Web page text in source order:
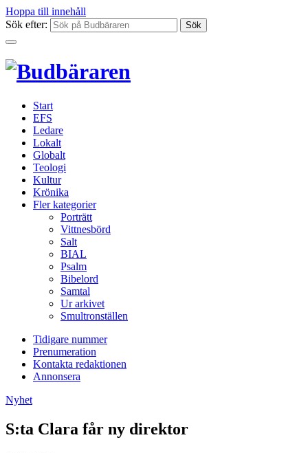
Hoppa till innehåll
Sök efter:
Start
EFS
Ledare
Lokalt
Globalt
Teologi
Kultur
Krönika
Fler kategorier
Porträtt
Vittnesbörd
Salt
BIAL
Psalm
Bibelord
Samtal
Ur arkivet
Smultronställen
Tidigare nummer
Prenumeration
Kontakta redaktionen
Annonsera
Nyhet
S:ta Clara får ny direktor